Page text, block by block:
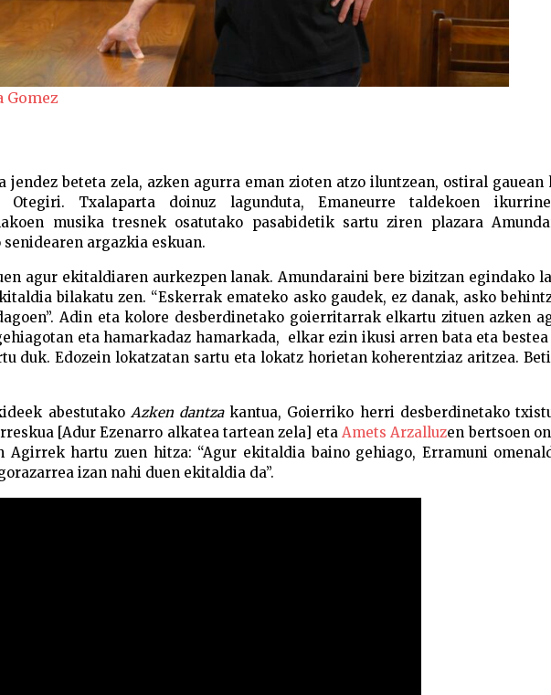
Gomez
jendez beteta zela, azken agurra eman zioten atzo iluntzean, ostiral gauean
Otegiri. Txalaparta doinuz lagunduta, Emaneurre taldekoen
musika tresnek osatutako pasabidetik sartu ziren plazara
argazkia eskuan.
agur ekitaldiaren aurkezpen lanak. Amundaraini bere bizitzan egindako
bilakatu zen. “Eskerrak emateko asko gaudek, ez danak, asko
Adin eta kolore desberdinetako goierritarrak elkartu zituen azken
eta hamarkadaz hamarkada, elkar ezin ikusi arren bata eta bestea
duk. Edozein lokatzatan sartu eta lokatz horietan koherentziaz aritzea.
abestutako Azken dantzakantua, Goierriko herri desberdinetako
[Adur Ezenarro alkatea tartean zela] eta Amets Arzalluzen bertsoen
Agirrek hartu zuen hitza: “Agur ekitaldia baino gehiago, Erramuni
izan nahi duen ekitaldia da”.